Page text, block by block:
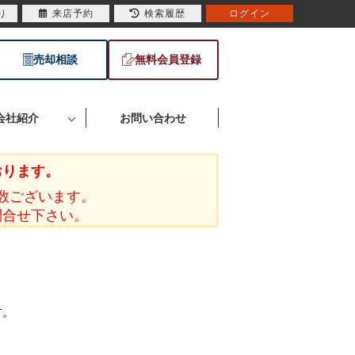
売却相談 無料会員登録
社紹介 お問い合わせ
ます。
ざいます。
せ下さい。
来店予約 検索履歴 ログイン